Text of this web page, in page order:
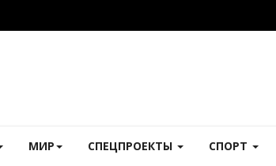
МИР СПЕЦПРОЕКТЫ СПОРТ